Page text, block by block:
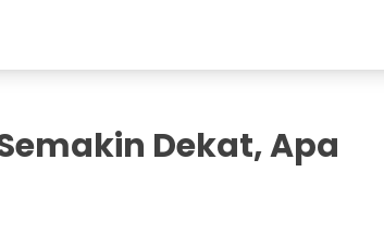
Dekat, Apa